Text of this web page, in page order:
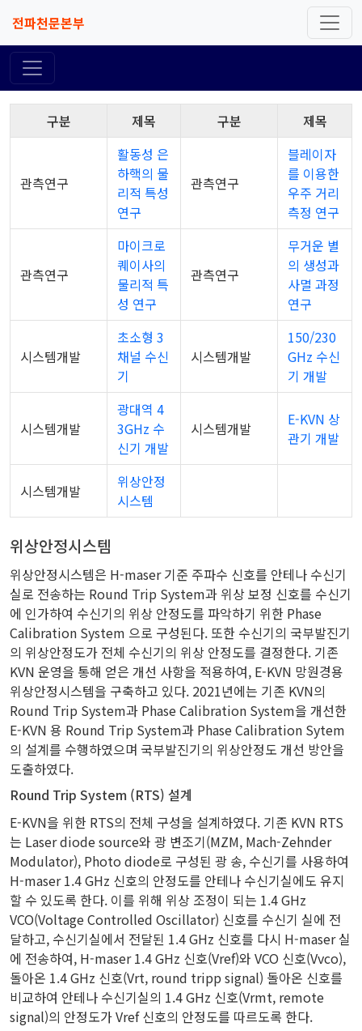
전파천문본부
구분 제목 구분 제목
관측연구
활동성 은
하핵의 물
리적 특성
연구
관측연구
블레이자
를 이용한
우주 거리
측정 연구
관측연구
마이크로
퀘이사의
물리적 특
성 연구
관측연구
무거운 별
의 생성과
사멸 과정
연구
시스템개발
초소형 3
채널 수신
기
시스템개발
150/230
GHz 수신
기 개발
시스템개발
광대역 4
3GHz 수
신기 개발
시스템개발
E-KVN 상
관기 개발
시스템개발
위상안정
시스템
위상안정시스템
위상안정시스템은 H-maser 기준 주파수 신호를 안테나 수신기
실로 전송하는 Round Trip System과 위상 보정 신호를 수신기
에 인가하여 수신기의 위상 안정도를 파악하기 위한 Phase
Calibration System 으로 구성된다. 또한 수신기의 국부발진기
의 위상안정도가 전체 수신기의 위상 안정도를 결정한다. 기존
KVN 운영을 통해 얻은 개선 사항을 적용하여, E-KVN 망원경용
위상안정시스템을 구축하고 있다. 2021년에는 기존 KVN의
Round Trip System과 Phase Calibration System을 개선한
E-KVN 용 Round Trip System과 Phase Calibration Sytem
의 설계를 수행하였으며 국부발진기의 위상안정도 개선 방안을
도출하였다.
Round Trip System (RTS) 설계
E-KVN을 위한 RTS의 전체 구성을 설계하였다. 기존 KVN RTS
는 Laser diode source와 광 변조기(MZM, Mach-Zehnder
Modulator), Photo diode로 구성된 광 송, 수신기를 사용하여
H-maser 1.4 GHz 신호의 안정도를 안테나 수신기실에도 유지
할 수 있도록 한다. 이를 위해 위상 조정이 되는 1.4 GHz
VCO(Voltage Controlled Oscillator) 신호를 수신기 실에 전
달하고, 수신기실에서 전달된 1.4 GHz 신호를 다시 H-maser 실
에 전송하여, H-maser 1.4 GHz 신호(Vref)와 VCO 신호(Vvco),
돌아온 1.4 GHz 신호(Vrt, round tripp signal) 돌아온 신호를
비교하여 안테나 수신기실의 1.4 GHz 신호(Vrmt, remote
signal)의 안정도가 Vref 신호의 안정도를 따르도록 한다.